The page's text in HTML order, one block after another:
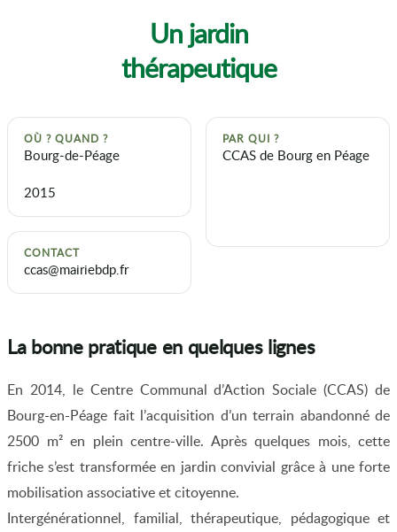
Un jardin
thérapeutique
OÙ ? QUAND ?
Bourg-de-Péage
2015
PAR QUI ?
CCAS de Bourg en Péage
CONTACT
ccas@mairiebdp.fr
La bonne pratique en quelques lignes
En 2014, le Centre Communal d’Action Sociale (CCAS) de
Bourg-en-Péage fait l’acquisition d’un terrain abandonné de
2500 m² en plein centre-ville. Après quelques mois, cette
friche s’est transformée en jardin convivial grâce à une forte
mobilisation associative et citoyenne.
Intergénérationnel, familial, thérapeutique, pédagogique et